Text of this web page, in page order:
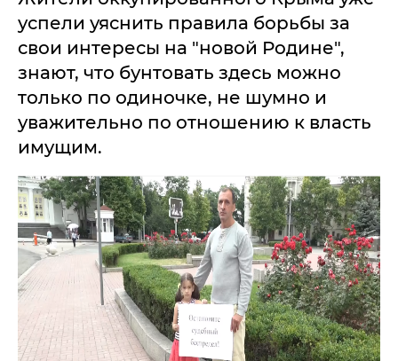
успели уяснить правила борьбы за
свои интересы на "новой Родине",
знают, что бунтовать здесь можно
только по одиночке, не шумно и
уважительно по отношению к власть
имущим.